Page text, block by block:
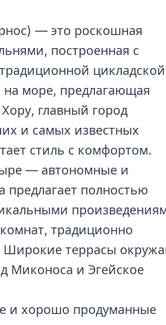
— это роскошная
построенная с
цикладской
на море, предлагающая
главный город
и самых известных
стиль с комфортом.
— автономные и
предлагает полностью
традиционно
Широкие террасы
Миконоса и Эгейское
и хорошо продуманные